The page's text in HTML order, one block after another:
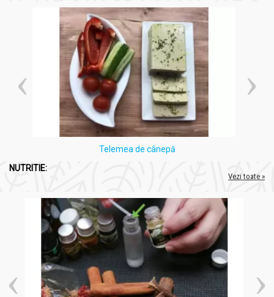
Telemea de cânepă
NUTRITIE:
Vezi toate »